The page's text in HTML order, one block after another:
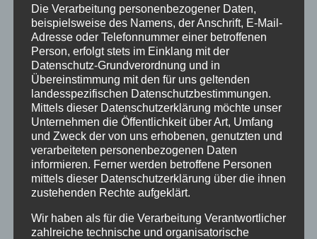
Wintersport
Bei uns…
BERGBAHN UNLIMITED
Die Verarbeitung personenbezogener Daten,
beispielsweise des Namens, der Anschrift, E-Mail-
Adresse oder Telefonnummer einer betroffenen
Person, erfolgt stets im Einklang mit der
Datenschutz-Grundverordnung und in
Übereinstimmung mit den für uns geltenden
landesspezifischen Datenschutzbestimmungen.
Mittels dieser Datenschutzerklärung möchte unser
Unternehmen die Öffentlichkeit über Art, Umfang
und Zweck der von uns erhobenen, genutzten und
verarbeiteten personenbezogenen Daten
informieren. Ferner werden betroffene Personen
mittels dieser Datenschutzerklärung über die ihnen
zustehenden Rechte aufgeklärt.
Wir haben als für die Verarbeitung Verantwortlicher
zahlreiche technische und organisatorische